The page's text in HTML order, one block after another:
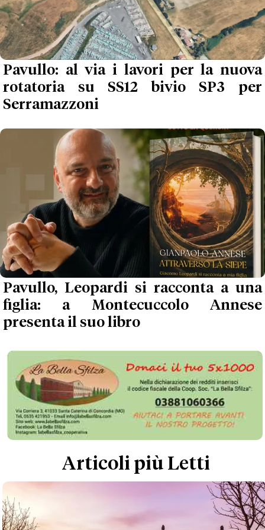
Pavullo: al via i lavori per la nuova
rotatoria su SS12 bivio SP3 per
Serramazzoni
Pavullo, Leopardi si racconta a una
figlia: a Montecuccolo Annese
presenta il suo libro
Articoli più Letti